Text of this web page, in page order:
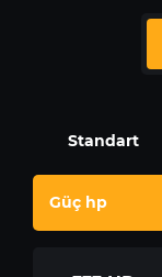
Standart
Güç hp